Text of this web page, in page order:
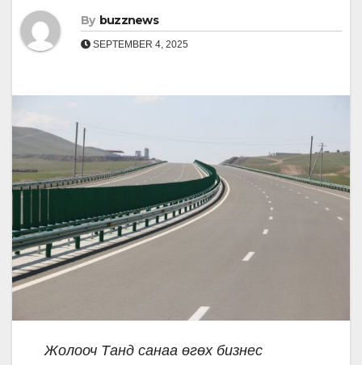
By buzznews
SEPTEMBER 4, 2025
Жолооч Танд санаа өгөх бизнес